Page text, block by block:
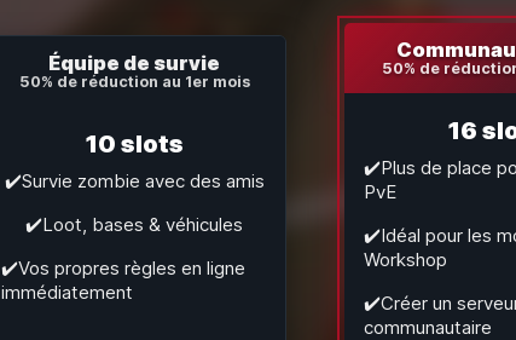
Équipe de survie
50% de réduction au 1er mois
10 slots
✔️Survie zombie avec des amis
✔️Loot, bases & véhicules
✔️Vos propres règles en ligne
immédiatement
50% de
16
✔️Plus de place
PvE
✔️Idéal pour les
Workshop
✔️Créer un
communautaire